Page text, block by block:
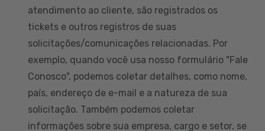
atendimento ao cliente, são registrados os
tickets e outros registros de suas
solicitações/comunicações relacionadas. Por
exemplo, quando você usa nosso formulário "Fale
Conosco", podemos coletar detalhes, como nome,
país, endereço de e-mail e a natureza de sua
solicitação. Também podemos coletar
informações sobre sua empresa, cargo e setor, se